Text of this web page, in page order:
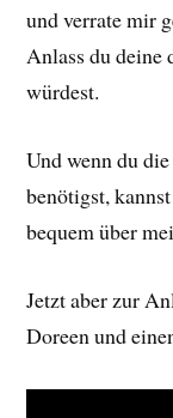
und verrate mir
Anlass du deine
würdest.
Und wenn du
benötigst,
bequem über
Jetzt aber zur
Doreen und